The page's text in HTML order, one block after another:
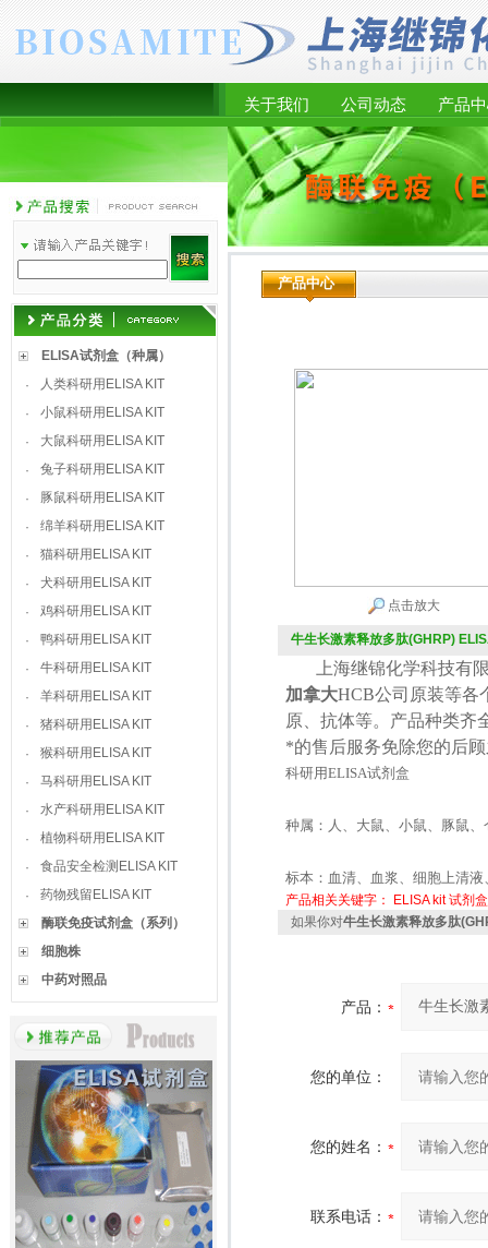
关于我们 公司动态 产品
ELISA试剂盒（种属）
·
人类科研用ELISA KIT
·
小鼠科研用ELISA KIT
·
大鼠科研用ELISA KIT
·
兔子科研用ELISA KIT
·
豚鼠科研用ELISA KIT
·
绵羊科研用ELISA KIT
·
猫科研用ELISA KIT
·
犬科研用ELISA KIT
·
鸡科研用ELISA KIT
·
鸭科研用ELISA KIT
·
牛科研用ELISA KIT
·
羊科研用ELISA KIT
·
猪科研用ELISA KIT
·
猴科研用ELISA KIT
·
马科研用ELISA KIT
·
水产科研用ELISA KIT
·
植物科研用ELISA KIT
·
食品安全检测ELISA KIT
·
药物残留ELISA KIT
酶联免疫试剂盒（系列）
细胞株
中药对照品
产品中心
点击放大
牛生长激素释放多肽(GHRP)
上海继锦化学科技有限
加拿大HCB公司原装等各
原、抗体等。产品种类齐
*的售后服务免除您的后
科研用ELISA试剂盒
种属：人、大鼠、小鼠、豚鼠
标本：血清、血浆、细胞上清
产品相关关键字： ELISA kit 试剂盒
如果你对牛生长激素释放多肽
产品：
您的单位：
您的姓名：
联系电话：